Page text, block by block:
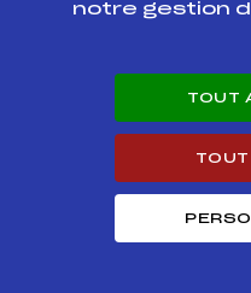
Pôle vie de
Carrières
notre gestion
TOUT